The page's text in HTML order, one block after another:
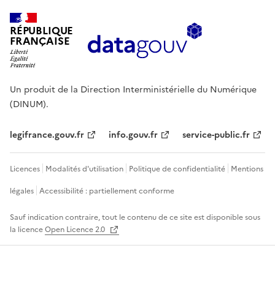
RÉPUBLIQUE
FRANÇAISE
Un produit de la Direction Interministérielle du Numérique
(DINUM).
legifrance.gouv.fr info.gouv.fr service-public.fr
Licences Modalités d'utilisation Politique de confidentialité Mentions
légales Accessibilité : partiellement conforme
Sauf indication contraire, tout le contenu de ce site est disponible sous
la licenceOpen Licence 2.0